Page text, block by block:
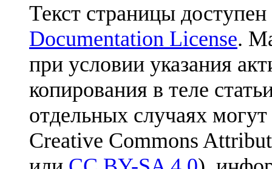
Текст страницы
Documentation License.
при условии указания
копирования в теле
отдельных случаях
Creative Commons